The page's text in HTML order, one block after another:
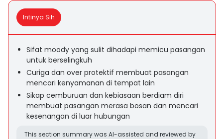
Intinya Sih
Sifat moody yang sulit dihadapi memicu pasangan
untuk berselingkuh
Curiga dan over protektif membuat pasangan
mencari kenyamanan di tempat lain
Sikap cemburuan dan kebiasaan berdiam diri
membuat pasangan merasa bosan dan mencari
kesenangan di luar hubungan
This section summary was AI-assisted and reviewed by